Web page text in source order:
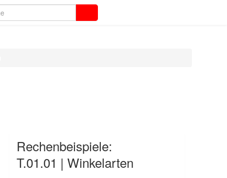
Rechenbeispiele:
T.01.01 | Winkelarten